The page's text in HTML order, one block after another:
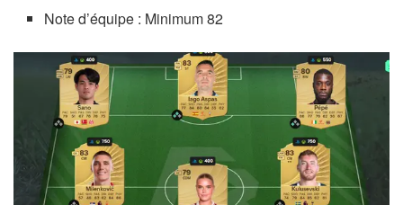
Note d’équipe : Minimum 82